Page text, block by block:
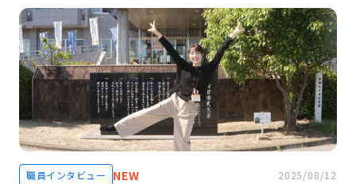
職員インタビュー NEW 2025/08/12